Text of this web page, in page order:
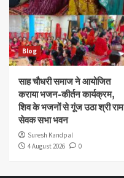
Blog
साह चौधरी समाज ने आयोजित
कराया भजन-कीर्तन कार्यक्रम,
शिव के भजनों से गूंज उठा श्री राम
सेवक सभा भवन
Suresh Kandpal
4 August 2026
0